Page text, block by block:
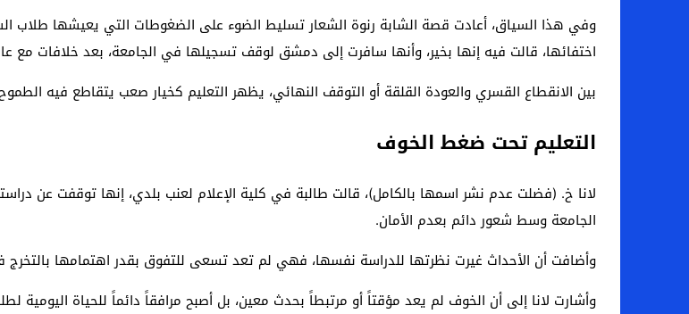
وفي هذا السياق، أعادت قصة الشابة رنوة الشعار تسليط الضوء على الضغوطات التي يعيشها طلاب
اختفائها، قالت فيه إنها بخير، وأنها سافرت إلى دمشق لوقف تسجيلها في الجامعة، بعد خلافات مع
بين الانقطاع القسري والعودة القلقة أو التوقف النهائي، يظهر التعليم كخيار صعب يتقاطع فيه
التعليم تحت ضغط الخوف
لانا خ. (فضلت عدم نشر اسمها بالكامل)، قالت طالبة في كلية الإعلام لعنب بلدي، إنها توقفت عن
الجامعة وسط شعور دائم بعدم الأمان.
وأضافت أن الأحداث غيرت نظرتها للدراسة نفسها، فهي لم تعد تسعى للتفوق بقدر اهتمامها
وأشارت لانا إلى أن الخوف لم يعد مؤقتاً أو مرتبطاً بحدث معين، بل أصبح مرافقاً دائماً للحياة